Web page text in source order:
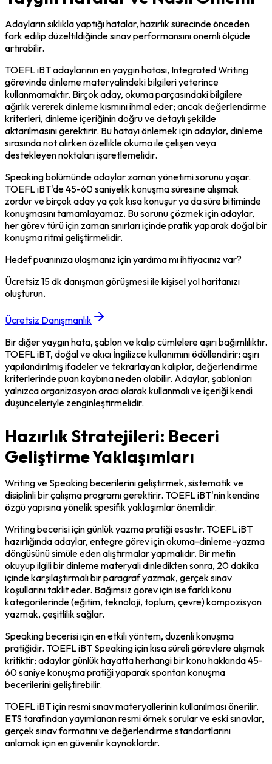
Adayların sıklıkla yaptığı hatalar, hazırlık sürecinde önceden
fark edilip düzeltildiğinde sınav performansını önemli ölçüde
artırabilir.
TOEFL iBT adaylarının en yaygın hatası, Integrated Writing
görevinde dinleme materyalindeki bilgileri yeterince
kullanmamaktır. Birçok aday, okuma parçasındaki bilgilere
ağırlık vererek dinleme kısmını ihmal eder; ancak değerlendirme
kriterleri, dinleme içeriğinin doğru ve detaylı şekilde
aktarılmasını gerektirir. Bu hatayı önlemek için adaylar, dinleme
sırasında not alırken özellikle okuma ile çelişen veya
destekleyen noktaları işaretlemelidir.
Speaking bölümünde adaylar zaman yönetimi sorunu yaşar.
TOEFL iBT'de 45-60 saniyelik konuşma süresine alışmak
zordur ve birçok aday ya çok kısa konuşur ya da süre bitiminde
konuşmasını tamamlayamaz. Bu sorunu çözmek için adaylar,
her görev türü için zaman sınırları içinde pratik yaparak doğal bir
konuşma ritmi geliştirmelidir.
Hedef puanınıza ulaşmanız için yardıma mı ihtiyacınız var?
Ücretsiz 15 dk danışman görüşmesi ile kişisel yol haritanızı
oluşturun.
Ücretsiz Danışmanlık
Bir diğer yaygın hata, şablon ve kalıp cümlelere aşırı bağımlılıktır.
TOEFL iBT, doğal ve akıcı İngilizce kullanımını ödüllendirir; aşırı
yapılandırılmış ifadeler ve tekrarlayan kalıplar, değerlendirme
kriterlerinde puan kaybına neden olabilir. Adaylar, şablonları
yalnızca organizasyon aracı olarak kullanmalı ve içeriği kendi
düşünceleriyle zenginleştirmelidir.
Hazırlık Stratejileri: Beceri
Geliştirme Yaklaşımları
Writing ve Speaking becerilerini geliştirmek, sistematik ve
disiplinli bir çalışma programı gerektirir. TOEFL iBT'nin kendine
özgü yapısına yönelik spesifik yaklaşımlar önemlidir.
Writing becerisi için günlük yazma pratiği esastır. TOEFL iBT
hazırlığında adaylar, entegre görev için okuma-dinleme-yazma
döngüsünü simüle eden alıştırmalar yapmalıdır. Bir metin
okuyup ilgili bir dinleme materyali dinledikten sonra, 20 dakika
içinde karşılaştırmalı bir paragraf yazmak, gerçek sınav
koşullarını taklit eder. Bağımsız görev için ise farklı konu
kategorilerinde (eğitim, teknoloji, toplum, çevre) kompozisyon
yazmak, çeşitlilik sağlar.
Speaking becerisi için en etkili yöntem, düzenli konuşma
pratiğidir. TOEFL iBT Speaking için kısa süreli görevlere alışmak
kritiktir; adaylar günlük hayatta herhangi bir konu hakkında 45-
60 saniye konuşma pratiği yaparak spontan konuşma
becerilerini geliştirebilir.
TOEFL iBT için resmi sınav materyallerinin kullanılması önerilir.
ETS tarafından yayımlanan resmi örnek sorular ve eski sınavlar,
gerçek sınav formatını ve değerlendirme standartlarını
anlamak için en güvenilir kaynaklardır.